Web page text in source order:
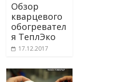
Обзор
кварцевого
обогревател
я ТеплЭко
17.12.2017